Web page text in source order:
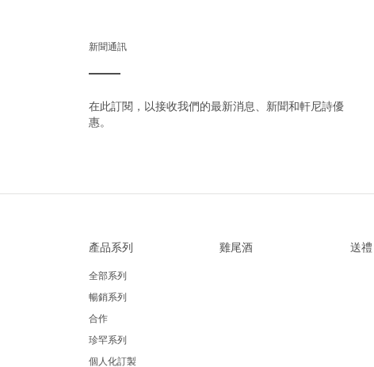
新聞通訊
在此訂閱，以接收我們的最新消息、新聞和軒尼詩優
惠。
產品系列
全部系列
暢銷系列
合作
珍罕系列
個人化訂製
雞尾酒 送禮